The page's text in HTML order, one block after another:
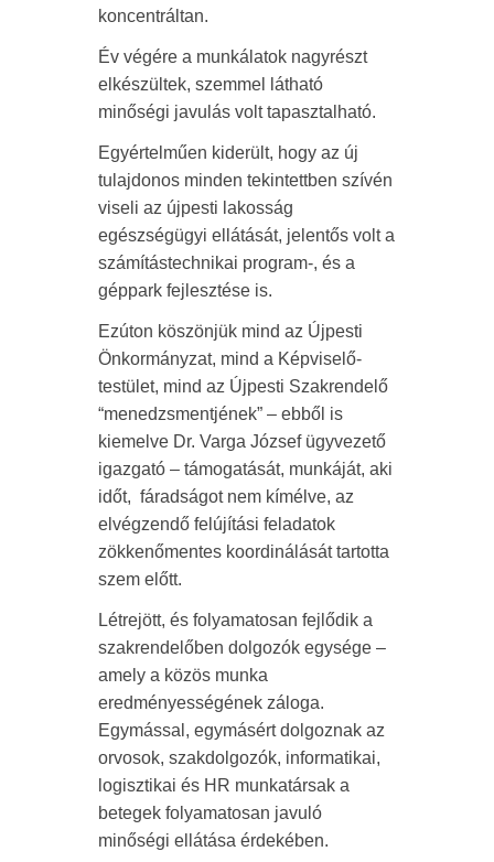
koncentráltan.
Év végére a munkálatok nagyrészt
elkészültek, szemmel látható
minőségi javulás volt tapasztalható.
Egyértelműen kiderült, hogy az új
tulajdonos minden tekintettben szívén
viseli az újpesti lakosság
egészségügyi ellátását, jelentős volt a
számítástechnikai program-, és a
géppark fejlesztése is.
Ezúton köszönjük mind az Újpesti
Önkormányzat, mind a Képviselő-
testület, mind az Újpesti Szakrendelő
“menedzsmentjének” – ebből is
kiemelve Dr. Varga József ügyvezető
igazgató – támogatását, munkáját, aki
időt, fáradságot nem kímélve, az
elvégzendő felújítási feladatok
zökkenőmentes koordinálását tartotta
szem előtt.
Létrejött, és folyamatosan fejlődik a
szakrendelőben dolgozók egysége –
amely a közös munka
eredményességének záloga.
Egymással, egymásért dolgoznak az
orvosok, szakdolgozók, informatikai,
logisztikai és HR munkatársak a
betegek folyamatosan javuló
minőségi ellátása érdekében.